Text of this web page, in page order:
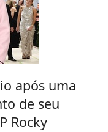
após uma
de seu
Rocky